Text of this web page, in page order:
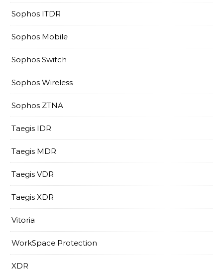
Sophos ITDR
Sophos Mobile
Sophos Switch
Sophos Wireless
Sophos ZTNA
Taegis IDR
Taegis MDR
Taegis VDR
Taegis XDR
Vitoria
WorkSpace Protection
XDR